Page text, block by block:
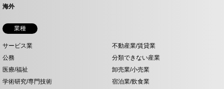
海外
業種
サービス業
不動産業/賃貸業
公務
分類できない産業
医療/福祉
卸売業/小売業
学術研究/専門技術
宿泊業/飲食業